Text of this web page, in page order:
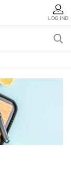
LOG IND